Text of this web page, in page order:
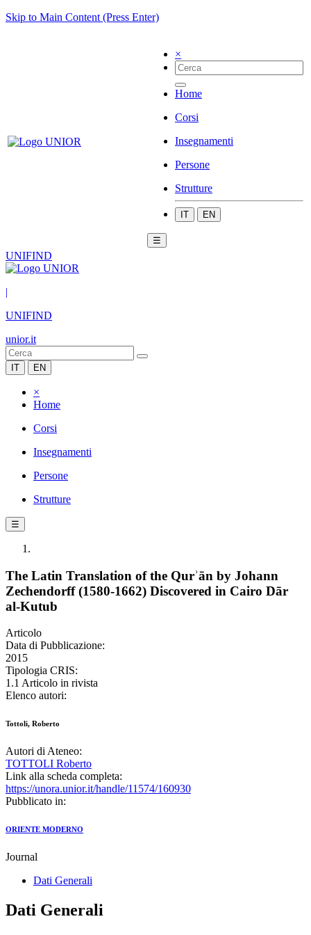
Skip to Main Content (Press Enter)
×
Home
Corsi
Insegnamenti
Persone
Strutture
IT EN
☰
UNIFIND
|
UNIFIND
unior.it
IT EN
×
Home
Corsi
Insegnamenti
Persone
Strutture
☰
The Latin Translation of the Qurʾān by Johann
Zechendorff (1580-1662) Discovered in Cairo Dār
al-Kutub
Articolo
Data di Pubblicazione:
2015
Tipologia CRIS:
1.1 Articolo in rivista
Elenco autori:
Tottoli, Roberto
Autori di Ateneo:
TOTTOLI Roberto
Link alla scheda completa:
https://unora.unior.it/handle/11574/160930
Pubblicato in:
ORIENTE MODERNO
Journal
Dati Generali
Dati Generali